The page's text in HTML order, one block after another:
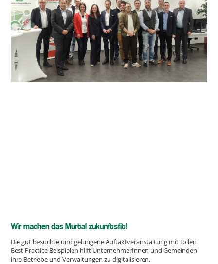
Wir machen das Murtal zukunftsfit!
Die gut besuchte und gelungene Auftaktveranstaltung mit tollen
Best Practice Beispielen hilft UnternehmerInnen und Gemeinden
ihre Betriebe und Verwaltungen zu digitalisieren.